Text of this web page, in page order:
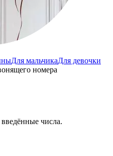
Для мальчикаДля девочки
номера
числа.